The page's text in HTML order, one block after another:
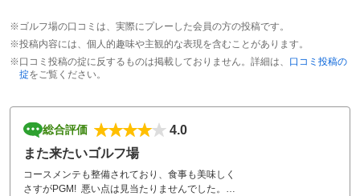
※ゴルフ場の口コミは、実際にプレーした会員の方の投稿です。
※投稿内容には、個人的趣味や主観的な表現を含むことがあります。
※口コミ投稿の掟に反するものは掲載しておりません。詳細は、 口コミ投稿の
掟をご覧ください。
総合評価
4.0
また来たいゴルフ場
コースメンテも整備されており、食事も美味しく
さすがPGM! 悪い点は見当たりませんでした。